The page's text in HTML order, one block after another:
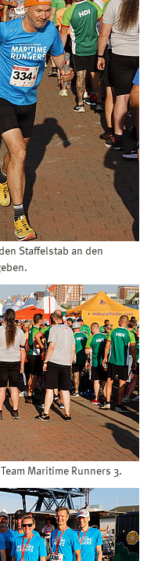
Staffelstab an den
Maritime Runners 3.